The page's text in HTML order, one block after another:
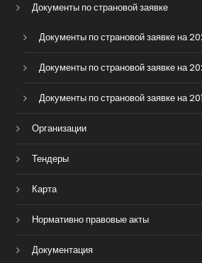
Документы по страновой заявке
Документы по страновой заявке на
Документы по страновой заявке на
Документы по страновой заявке на
Организации
Тендеры
Карта
Нормативно правовые акты
Документация